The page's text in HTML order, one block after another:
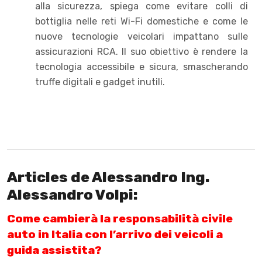
alla sicurezza, spiega come evitare colli di
bottiglia nelle reti Wi-Fi domestiche e come le
nuove tecnologie veicolari impattano sulle
assicurazioni RCA. Il suo obiettivo è rendere la
tecnologia accessibile e sicura, smascherando
truffe digitali e gadget inutili.
Articles de Alessandro Ing.
Alessandro Volpi:
Come cambierà la responsabilità civile
auto in Italia con l’arrivo dei veicoli a
guida assistita?